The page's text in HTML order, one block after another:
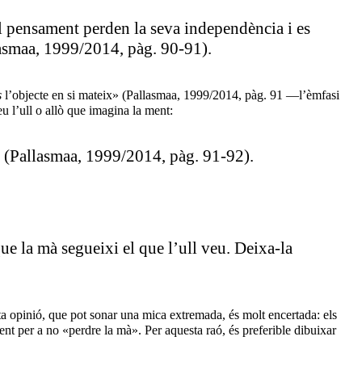
perden la seva independència i es
1999/2014, pàg. 90-91).
l’objecte en si mateix» (Pallasmaa, 1999/2014, pàg. 91 —l’èmfasi
l’ull o allò que imagina la ment:
1999/2014, pàg. 91-92).
la mà segueixi el que l’ull veu. Deixa-la
que pot sonar una mica extremada, és molt encertada: els
per a no «perdre la mà». Per aquesta raó, és preferible dibuixar